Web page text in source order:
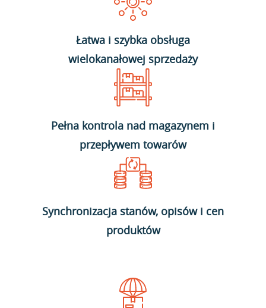
Łatwa i szybka obsługa
wielokanałowej sprzedaży
Pełna kontrola nad magazynem i
przepływem towarów
Synchronizacja stanów, opisów i cen
produktów